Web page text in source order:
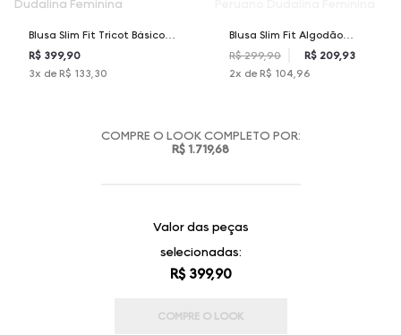
Blusa Slim Fit Tricot Básico
Dudalina Feminina
R$ 399,90
3x de R$ 133,30
Blusa Slim Fit Algodão
Peruano Dudalina Feminina
R$ 299,90
R$ 209,93
2x de R$ 104,96
COMPRE O LOOK COMPLETO POR:
R$ 1.719,68
Valor das peças
selecionadas:
R$ 399,90
COMPRE O LOOK